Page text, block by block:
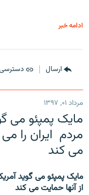
ادامه خبر
ارسال
مرداد ۰۱, ۱۳۹۷
مایک پمپئو می
مردم ایران را
می کند
مایک پمپئو می گوید
از آنها حمایت می کند